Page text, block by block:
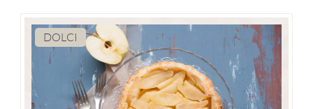
DOLCI